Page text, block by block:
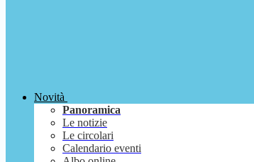
Novità
Panoramica
Le notizie
Le circolari
Calendario eventi